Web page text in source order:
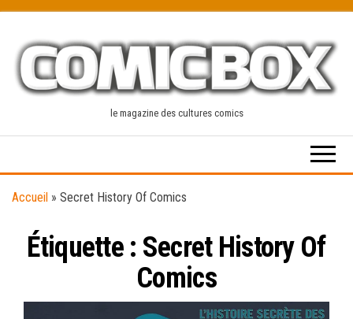
content
le magazine des cultures comics
Accueil » Secret History Of Comics
Étiquette : Secret History Of
Comics